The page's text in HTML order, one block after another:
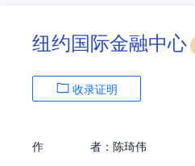
纽约国际金融中心
收录证明
作 者： 陈琦伟